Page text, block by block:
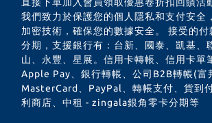
我們致力於保護您的個人隱私和支付安全
加密技術，確保您的數據安全。 接受的
分期，支援銀行有：台新、國泰、凱基、
山、永豐、星展。信用卡轉帳、信用卡單
Apple Pay、銀行轉帳、公司B2B轉帳(富
MasterCard、PayPal、轉帳支付、貨到
利商店、中租 - zingala銀角零卡分期等